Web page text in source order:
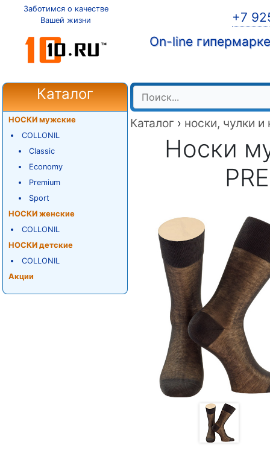
Заботимся о качестве
Вашей жизни
+7
On-line
Каталог
НОСКИ мужские
COLLONIL
Classic
Economy
Premium
Sport
НОСКИ женские
COLLONIL
НОСКИ детские
COLLONIL
Акции
Каталог › носки, чулки и
Носки